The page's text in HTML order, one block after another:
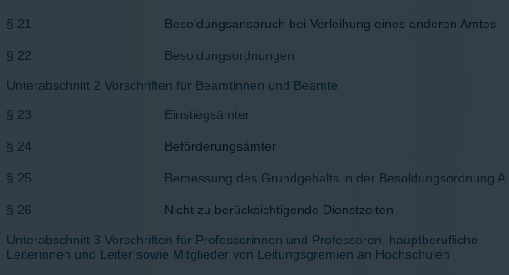
§ 21 Besoldungsanspruch bei Verleihung eines anderen Amtes
§ 22 Besoldungsordnungen
Unterabschnitt 2 Vorschriften für Beamtinnen und Beamte
§ 23
Einstiegsämter
§ 24 Beförderungsämter
§ 25 Bemessung des Grundgehalts in der Besoldungsordnung A
§ 26 Nicht zu berücksichtigende Dienstzeiten
Unterabschnitt 3 Vorschriften für Professorinnen und Professoren, hauptberufliche
Leiterinnen und Leiter sowie Mitglieder von Leitungsgremien an Hochschulen